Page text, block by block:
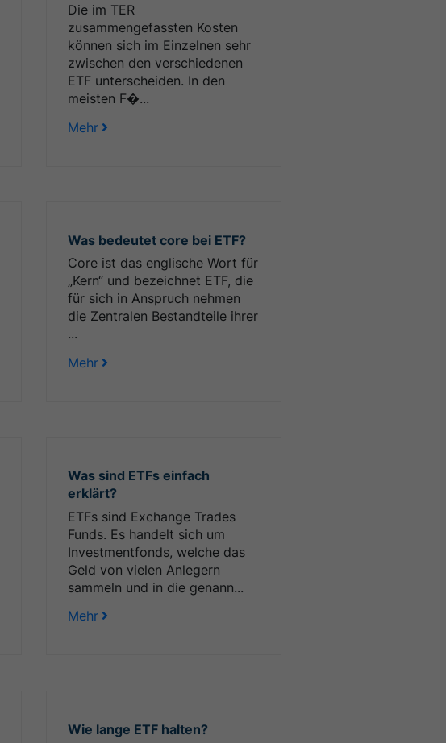
Die im TER
zusammengefassten Kosten
können sich im Einzelnen sehr
zwischen den verschiedenen
ETF unterscheiden. In den
meisten F�...
Mehr
Was bedeutet core bei ETF?
Core ist das englische Wort für
„Kern“ und bezeichnet ETF, die
für sich in Anspruch nehmen
die Zentralen Bestandteile ihrer
...
Mehr
Was sind ETFs einfach
erklärt?
ETFs sind Exchange Trades
Funds. Es handelt sich um
Investmentfonds, welche das
Geld von vielen Anlegern
sammeln und in die genann...
Mehr
Wie lange ETF halten?